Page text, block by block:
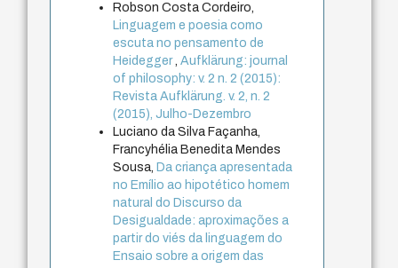
Robson Costa Cordeiro,
Linguagem e poesia como
escuta no pensamento de
Heidegger,Aufklärung: journal
of philosophy: v. 2 n. 2 (2015):
Revista Aufklärung. v. 2, n. 2
(2015), Julho-Dezembro
Luciano da Silva Façanha,
Francyhélia Benedita Mendes
Sousa, Da criança apresentada
no Emílio ao hipotético homem
natural do Discurso da
Desigualdade: aproximações a
partir do viés da linguagem do
Ensaio sobre a origem das